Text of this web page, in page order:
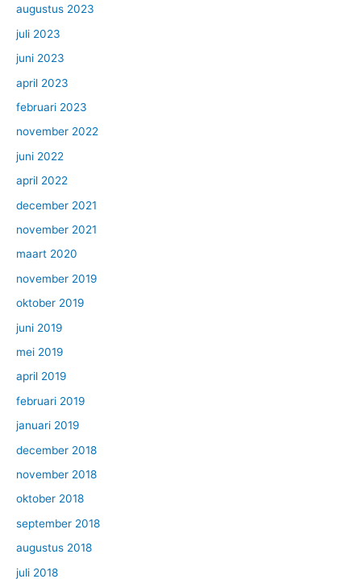
augustus 2023
juli 2023
juni 2023
april 2023
februari 2023
november 2022
juni 2022
april 2022
december 2021
november 2021
maart 2020
november 2019
oktober 2019
juni 2019
mei 2019
april 2019
februari 2019
januari 2019
december 2018
november 2018
oktober 2018
september 2018
augustus 2018
juli 2018